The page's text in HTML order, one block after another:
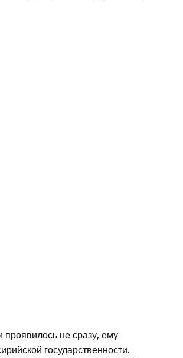
проявилось не сразу, ему
государственности.